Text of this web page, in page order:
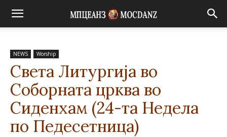
NEWS Worship
Света Литургија во
Соборната црква во
Сиденхам (24-та Недела
по Педесетница)